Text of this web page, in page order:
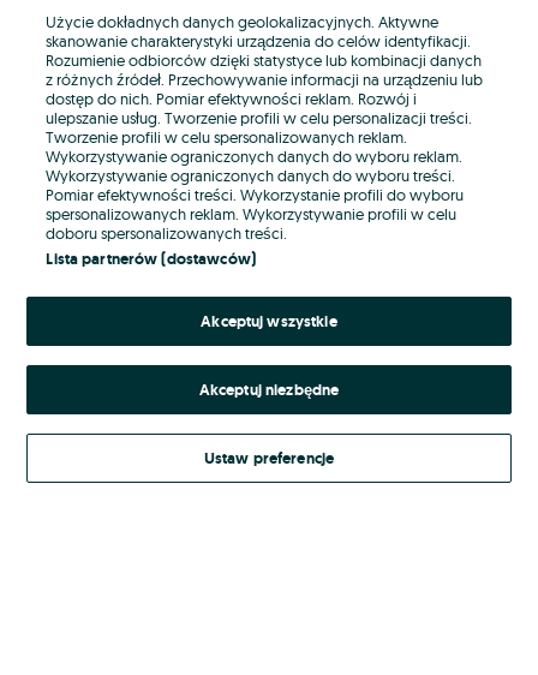
E-mail
Hasło
Nie pamiętasz hasła?
Zaloguj się
Kontynuując za pośrednictwem jednego z dostawców wskazanych powyżej,
Regulamin serwisuOLX.pl w jego aktualnym brzmieniu.
Użycie dokładnych danych geolokalizacyjnych. Aktywne
skanowanie charakterystyki urządzenia do celów identyfikacji.
Rozumienie odbiorców dzięki statystyce lub kombinacji danych
z różnych źródeł. Przechowywanie informacji na urządzeniu lub
dostęp do nich. Pomiar efektywności reklam. Rozwój i
ulepszanie usług. Tworzenie profili w celu personalizacji treści.
Tworzenie profili w celu spersonalizowanych reklam.
Wykorzystywanie ograniczonych danych do wyboru reklam.
Wykorzystywanie ograniczonych danych do wyboru treści.
Pomiar efektywności treści. Wykorzystanie profili do wyboru
spersonalizowanych reklam. Wykorzystywanie profili w celu
doboru spersonalizowanych treści.
Lista partnerów (dostawców)
Akceptuj wszystkie
Akceptuj niezbędne
Ustaw preferencje